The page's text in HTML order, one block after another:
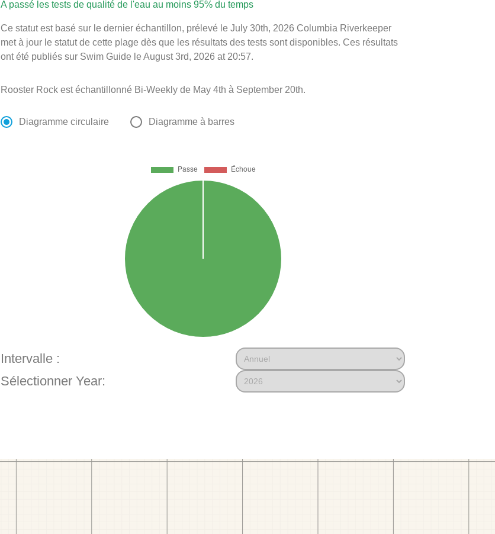
A passé les tests de qualité de l'eau au moins 95% du temps
Ce statut est basé sur le dernier échantillon, prélevé le July 30th, 2026 Columbia Riverkeeper
met à jour le statut de cette plage dès que les résultats des tests sont disponibles. Ces résultats
ont été publiés sur Swim Guide le August 3rd, 2026 at 20:57.
Rooster Rock est échantillonné Bi-Weekly de May 4th à September 20th.
Diagramme circulaire Diagramme à barres
Intervalle :
Sélectionner Year: